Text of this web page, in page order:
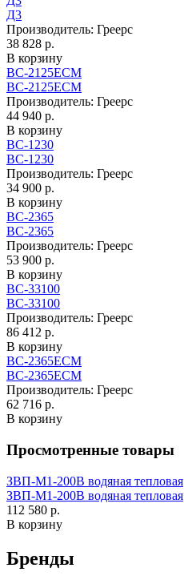
Д3
Производитель: Греерс
38 828 р.
В корзину
ВС-2125ECM
ВС-2125ECM
Производитель: Греерс
44 940 р.
В корзину
ВС-1230
ВС-1230
Производитель: Греерс
34 900 р.
В корзину
ВС-2365
ВС-2365
Производитель: Греерс
53 900 р.
В корзину
ВС-33100
ВС-33100
Производитель: Греерс
86 412 р.
В корзину
ВС-2365ECM
ВС-2365ECM
Производитель: Греерс
62 716 р.
В корзину
Просмотренные товары
ЗВП-М1-200В водяная тепловая
ЗВП-М1-200В водяная тепловая
112 580 р.
В корзину
Бренды